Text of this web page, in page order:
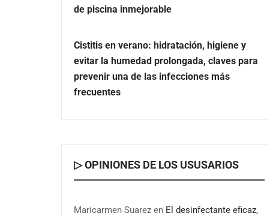
de piscina inmejorable
Cistitis en verano: hidratación, higiene y
evitar la humedad prolongada, claves para
prevenir una de las infecciones más
frecuentes
▷ OPINIONES DE LOS USUSARIOS
Maricarmen Suarez en El desinfectante eficaz,